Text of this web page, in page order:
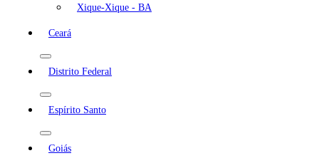
Xique-Xique - BA
Ceará
Distrito Federal
Espírito Santo
Goiás